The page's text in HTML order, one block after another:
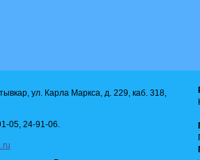
ул. Карла Маркса, д. 229, каб. 318,
05, 24-91-06.